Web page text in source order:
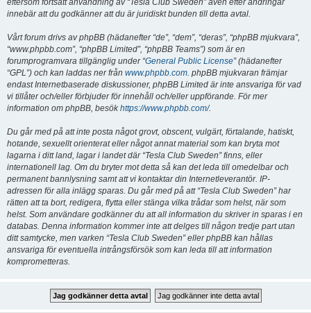
eftersom fortsatt användning av “Tesla Club Sweden” även efter ändringar
innebär att du godkänner att du är juridiskt bunden till detta avtal.
Vårt forum drivs av phpBB (hädanefter “de”, “dem”, “deras”, “phpBB mjukvara”,
“www.phpbb.com”, “phpBB Limited”, “phpBB Teams”) som är en
forumprogramvara tillgänglig under “General Public License” (hädanefter
“GPL”) och kan laddas ner från www.phpbb.com. phpBB mjukvaran främjar
endast Internetbaserade diskussioner, phpBB Limited är inte ansvariga för vad
vi tillåter och/eller förbjuder för innehåll och/eller uppförande. För mer
information om phpBB, besökhttps://www.phpbb.com/.
Du går med på att inte posta något grovt, obscent, vulgärt, förtalande, hatiskt,
hotande, sexuellt orienterat eller något annat material som kan bryta mot
lagarna i ditt land, lagar i landet där “Tesla Club Sweden” finns, eller
internationell lag. Om du bryter mot detta så kan det leda till omedelbar och
permanent bannlysning samt att vi kontaktar din Internetleverantör. IP-
adressen för alla inlägg sparas. Du går med på att “Tesla Club Sweden” har
rätten att ta bort, redigera, flytta eller stänga vilka trådar som helst, när som
helst. Som användare godkänner du att all information du skriver in sparas i en
databas. Denna information kommer inte att delges till någon tredje part utan
ditt samtycke, men varken “Tesla Club Sweden” eller phpBB kan hållas
ansvariga för eventuella intrångsförsök som kan leda till att information
komprometteras.